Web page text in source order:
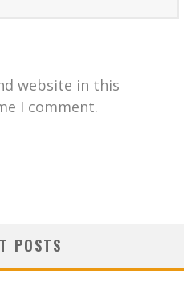
website in this
I comment.
POSTS